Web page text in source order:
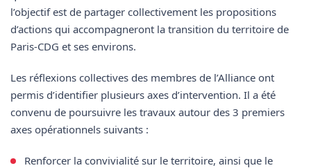
l’objectif est de partager collectivement les propositions
d’actions qui accompagneront la transition du territoire de
Paris-CDG et ses environs.
Les réflexions collectives des membres de l’Alliance ont
permis d’identifier plusieurs axes d’intervention. Il a été
convenu de poursuivre les travaux autour des 3 premiers
axes opérationnels suivants :
Renforcer la convivialité sur le territoire, ainsi que le